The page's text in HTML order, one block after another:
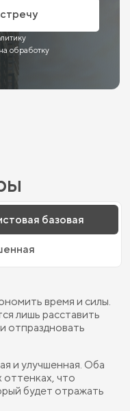
обработку
базовая
время и силы.
лишь расставить
отпраздновать
и улучшенная. Оба
оттенках, что
будет отражать